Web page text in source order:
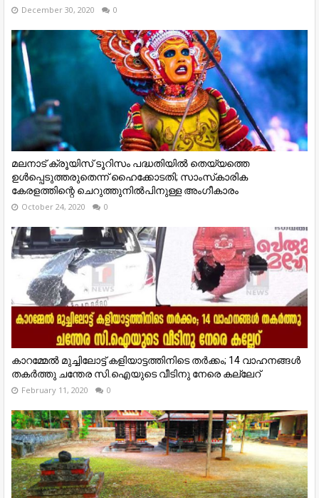
December 30, 2020 0
മലനാട് ക്രൂയിസ് ടൂറിസം പദ്ധതിയില്‍ തെയ്യത്തെ
ഉള്‍പ്പെടുത്തരുതെന്ന് ഹൈക്കോടതി; സാംസ്‌കാരിക
കേരളത്തിന്റെ ചെറുത്തുനില്‍പിനുള്ള അംഗീകാരം
October 24, 2020 0
കാറമ്മേല്‍ മുച്ചിലോട്ട് കളിയാട്ടത്തിനിടെ തര്‍ക്കം; 14 വാഹനങ്ങള്‍
തകര്‍ത്തു ചന്തേര സി.ഐയുടെ വീടിനു നേരെ കല്ലേറ്
February 11, 2020 0